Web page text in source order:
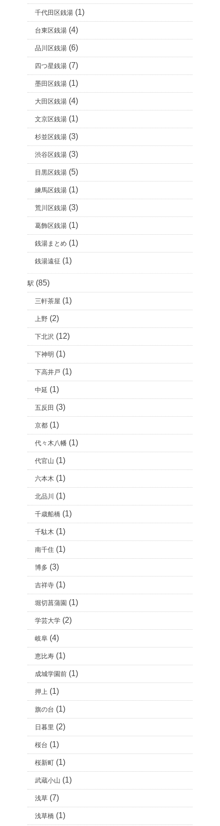
千代田区銭湯 (1)
台東区銭湯 (4)
品川区銭湯 (6)
四つ星銭湯 (7)
墨田区銭湯 (1)
大田区銭湯 (4)
文京区銭湯 (1)
杉並区銭湯 (3)
渋谷区銭湯 (3)
目黒区銭湯 (5)
練馬区銭湯 (1)
荒川区銭湯 (3)
葛飾区銭湯 (1)
銭湯まとめ (1)
銭湯遠征 (1)
駅 (85)
三軒茶屋 (1)
上野 (2)
下北沢 (12)
下神明 (1)
下高井戸 (1)
中延 (1)
五反田 (3)
京都 (1)
代々木八幡 (1)
代官山 (1)
六本木 (1)
北品川 (1)
千歳船橋 (1)
千駄木 (1)
南千住 (1)
博多 (3)
吉祥寺 (1)
堀切菖蒲園 (1)
学芸大学 (2)
岐阜 (4)
恵比寿 (1)
成城学園前 (1)
押上 (1)
旗の台 (1)
日暮里 (2)
桜台 (1)
桜新町 (1)
武蔵小山 (1)
浅草 (7)
浅草橋 (1)